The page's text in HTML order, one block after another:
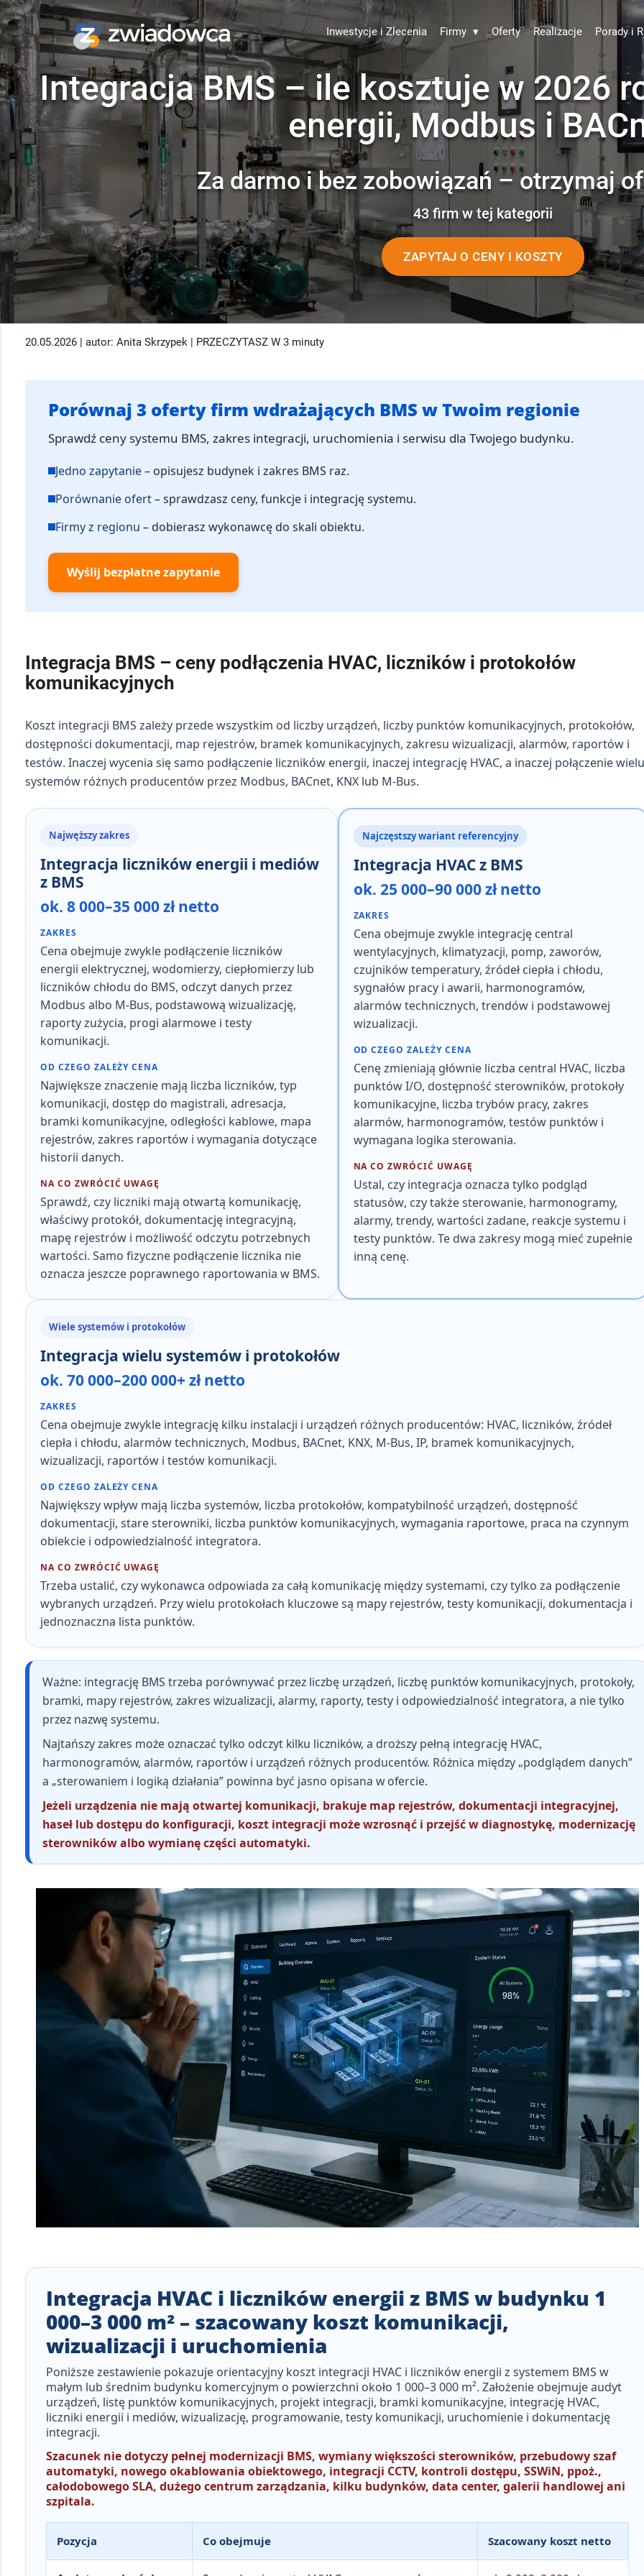
Inwestycje i Zlecenia Firmy ▾ Oferty Realizacje Porady i
Integracja BMS – ile kosztuje w 2026
energii, Modbus i
Za darmo i bez zobowiązań – otrzymaj
43 firm w tej kategorii
ZAPYTAJ O CENY I KOSZTY
20.05.2026 | autor: Anita Skrzypek | PRZECZYTASZ W 3 minuty
Porównaj 3 oferty firm wdrażających BMS w Twoim regionie
Sprawdź ceny systemu BMS, zakres integracji, uruchomienia i serwisu dla Twojego budynku.
Jedno zapytanie– opisujesz budynek i zakres BMS raz.
Porównanie ofert– sprawdzasz ceny, funkcje i integrację systemu.
Firmy z regionu – dobierasz wykonawcę do skali obiektu.
Wyślij bezpłatne zapytanie
Integracja BMS – ceny podłączenia HVAC, liczników i protokołów
komunikacyjnych
Koszt integracji BMS zależy przede wszystkim od liczby urządzeń, liczby punktów komunikacyjnych, protokołów,
dostępności dokumentacji, map rejestrów, bramek komunikacyjnych, zakresu wizualizacji, alarmów, raportów i
testów. Inaczej wycenia się samo podłączenie liczników energii, inaczej integrację HVAC, a inaczej połączenie wielu
systemów różnych producentów przez Modbus, BACnet, KNX lub M-Bus.
Najwęższy zakres
Integracja liczników energii i mediów
z BMS
ok. 8 000–35 000 zł netto
ZAKRES
Cena obejmuje zwykle podłączenie liczników
energii elektrycznej, wodomierzy, ciepłomierzy lub
liczników chłodu do BMS, odczyt danych przez
Modbus albo M-Bus, podstawową wizualizację,
raporty zużycia, progi alarmowe i testy
komunikacji.
OD CZEGO ZALEŻY CENA
Największe znaczenie mają liczba liczników, typ
komunikacji, dostęp do magistrali, adresacja,
bramki komunikacyjne, odległości kablowe, mapa
rejestrów, zakres raportów i wymagania dotyczące
historii danych.
NA CO ZWRÓCIĆ UWAGĘ
Sprawdź, czy liczniki mają otwartą komunikację,
właściwy protokół, dokumentację integracyjną,
mapę rejestrów i możliwość odczytu potrzebnych
wartości. Samo fizyczne podłączenie licznika nie
oznacza jeszcze poprawnego raportowania w BMS.
Najczęstszy wariant referencyjny
Integracja HVAC z BMS
ok. 25 000–90 000 zł netto
ZAKRES
Cena obejmuje zwykle integrację central
wentylacyjnych, klimatyzacji, pomp, zaworów,
czujników temperatury, źródeł ciepła i chłodu,
sygnałów pracy i awarii, harmonogramów,
alarmów technicznych, trendów i podstawowej
wizualizacji.
OD CZEGO ZALEŻY CENA
Cenę zmieniają głównie liczba central HVAC, liczba
punktów I/O, dostępność sterowników, protokoły
komunikacyjne, liczba trybów pracy, zakres
alarmów, harmonogramów, testów punktów i
wymagana logika sterowania.
NA CO ZWRÓCIĆ UWAGĘ
Ustal, czy integracja oznacza tylko podgląd
statusów, czy takżesterowanie, harmonogramy,
alarmy, trendy, wartości zadane, reakcje systemu i
testy punktów. Te dwa zakresy mogą mieć zupełnie
inną cenę.
Wiele systemów i protokołów
Integracja wielu systemów i protokołów
ok. 70 000–200 000+ zł netto
ZAKRES
Cena obejmuje zwykle integrację kilku instalacji i urządzeń różnych producentów: HVAC, liczników, źródeł
ciepła i chłodu, alarmów technicznych, Modbus, BACnet, KNX, M-Bus, IP, bramek komunikacyjnych,
wizualizacji, raportów i testów komunikacji.
OD CZEGO ZALEŻY CENA
Największy wpływ mają liczba systemów, liczba protokołów, kompatybilność urządzeń, dostępność
dokumentacji, stare sterowniki, liczba punktów komunikacyjnych, wymagania raportowe, praca na czynnym
obiekcie i odpowiedzialność integratora.
NA CO ZWRÓCIĆ UWAGĘ
Trzeba ustalić, czy wykonawca odpowiada za całą komunikację między systemami, czy tylko za podłączenie
wybranych urządzeń. Przy wielu protokołach kluczowe są mapy rejestrów, testy komunikacji, dokumentacja i
jednoznaczna lista punktów.
Ważne: integrację BMS trzeba porównywać przez liczbę urządzeń, liczbę punktów komunikacyjnych, protokoły,
bramki, mapy rejestrów, zakres wizualizacji, alarmy, raporty, testy i odpowiedzialność integratora, a nie tylko
przez nazwę systemu.
Najtańszy zakres może oznaczać tylko odczyt kilku liczników, a droższy pełną integrację HVAC,
harmonogramów, alarmów, raportów i urządzeń różnych producentów. Różnica między „podglądem danych”
a „sterowaniem i logiką działania” powinna być jasno opisana w ofercie.
Jeżeli urządzenia nie mają otwartej komunikacji, brakuje map rejestrów, dokumentacji integracyjnej,
haseł lub dostępu do konfiguracji, koszt integracji może wzrosnąć i przejść w diagnostykę, modernizację
sterowników albo wymianę części automatyki.
Integracja HVAC i liczników energii z BMS w budynku 1
000–3 000 m² – szacowany koszt komunikacji,
wizualizacji i uruchomienia
Poniższe zestawienie pokazuje orientacyjny koszt integracji HVAC i liczników energii z systemem BMS w
małym lub średnim budynku komercyjnym o powierzchni około 1 000–3 000 m². Założenie obejmuje audyt
urządzeń, listę punktów komunikacyjnych, projekt integracji, bramki komunikacyjne, integrację HVAC,
liczniki energii i mediów, wizualizację, programowanie, testy komunikacji, uruchomienie i dokumentację
integracji.
Szacunek nie dotyczy pełnej modernizacji BMS, wymiany większości sterowników, przebudowy szaf
automatyki, nowego okablowania obiektowego, integracji CCTV, kontroli dostępu, SSWiN, ppoż.,
całodobowego SLA, dużego centrum zarządzania, kilku budynków, data center, galerii handlowej ani
szpitala.
Pozycja Co obejmuje Szacowany koszt netto